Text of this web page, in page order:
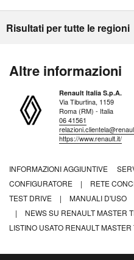
Risultati per tutte le regioni
Altre informazioni
Renault Italia S.p.A.
Via Tiburtina, 1159
Roma (RM) - Italia
06 41561
https://www.renault.it/
INFORMAZIONI AGGIUNTIVE
CONFIGURATORE
| RETE
TEST DRIVE
| MANUALI D'USO
|
NEWS SU RENAULT MASTER
LISTINO USATO RENAULT